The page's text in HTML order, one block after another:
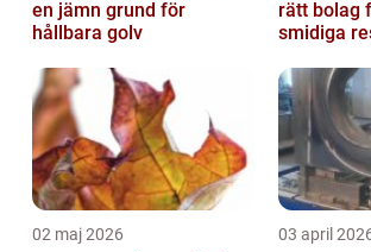
en jämn grund för
hållbara golv
rätt bolag
smidiga
02 maj 2026 03 april